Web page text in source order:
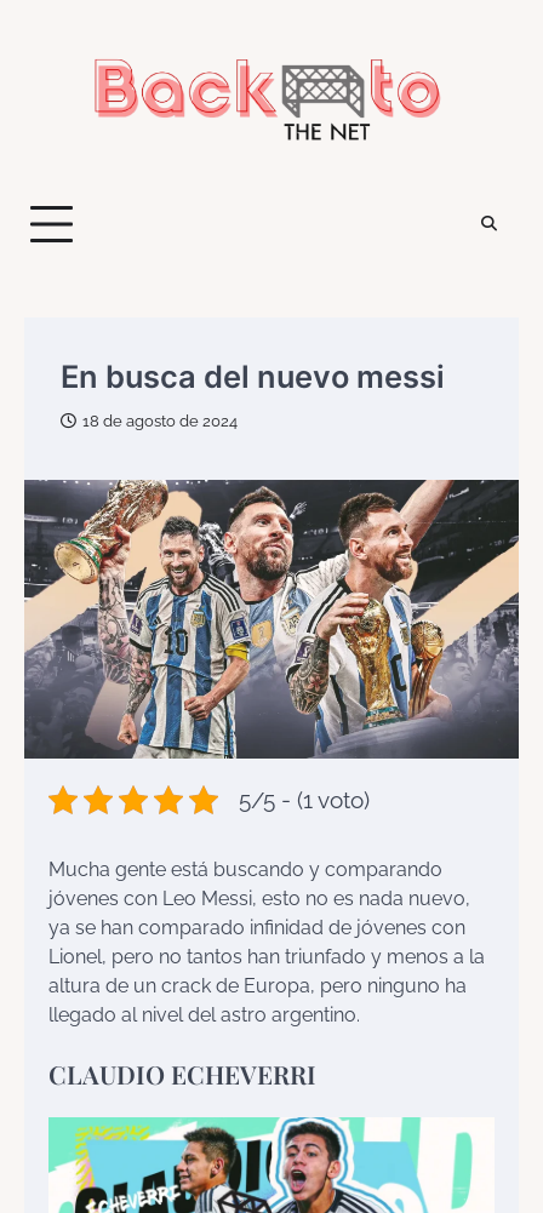
En busca del nuevo messi
18 de agosto de 2024
5/5 - (1 voto)
Mucha gente está buscando y comparando
jóvenes con Leo Messi, esto no es nada nuevo,
ya se han comparado infinidad de jóvenes con
Lionel, pero no tantos han triunfado y menos a la
altura de un crack de Europa, pero ninguno ha
llegado al nivel del astro argentino.
CLAUDIO ECHEVERRI